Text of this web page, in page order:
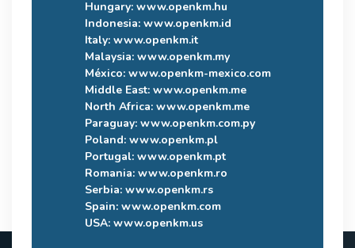
Hungary: www.openkm.hu
Indonesia: www.openkm.id
Italy: www.openkm.it
Malaysia: www.openkm.my
México: www.openkm-mexico.com
Middle East: www.openkm.me
North Africa: www.openkm.me
Paraguay: www.openkm.com.py
Poland: www.openkm.pl
Portugal: www.openkm.pt
Romania: www.openkm.ro
Serbia: www.openkm.rs
Spain: www.openkm.com
USA: www.openkm.us